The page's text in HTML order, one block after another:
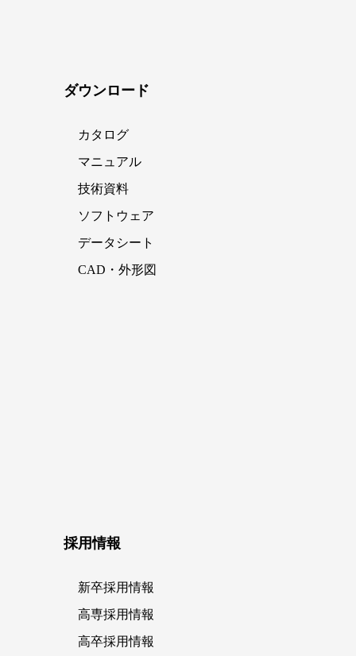
ダウンロード
カタログ
マニュアル
技術資料
ソフトウェア
データシート
CAD・外形図
採用情報
新卒採用情報
高専採用情報
高卒採用情報